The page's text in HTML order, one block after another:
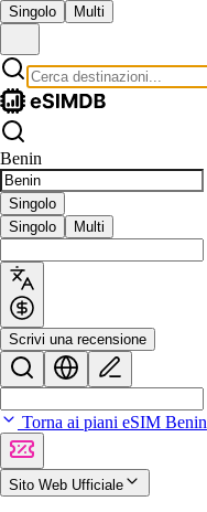
Singolo Multi
Benin
Singolo
Singolo
Multi
Scrivi una recensione
Torna ai piani eSIM Benin
Sito Web Ufficiale